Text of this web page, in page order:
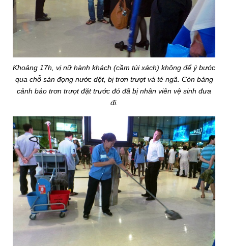
Khoảng 17h, vị nữ hành khách (cầm túi xách) không để ý bước
qua chỗ sàn đọng nước dột, bị trơn trượt và té ngã. Còn bảng
cảnh báo trơn trượt đặt trước đó đã bị nhân viên vệ sinh đưa
đi.